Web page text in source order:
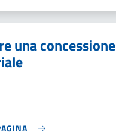
una concessione